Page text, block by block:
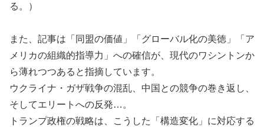
る。）
また、記事は「同盟の価値」「グローバル化の美徳」「ア
メリカの組織的指導力」への確信が、現代のワシントンか
ら薄れつつあると指摘しています。
ウクライナ・ガザ戦争の混乱、中国との競争の巻き返し、
そしてエリートへの反発…。
トランプ政権の戦略は、こうした「構造変化」に対応する